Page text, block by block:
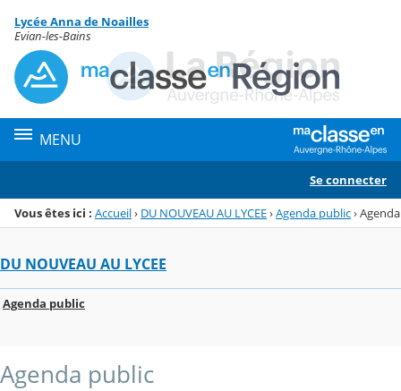
Menu de la rubrique
Contenu
Lycée Anna de Noailles
Evian-les-Bains
MENU
Se connecter
Vous êtes ici : Accueil› DU NOUVEAU AU LYCEE›Agenda public›Agenda
DU NOUVEAU AU LYCEE
Agenda public
Agenda public